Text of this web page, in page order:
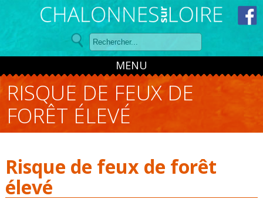
Panneau de gestion des cookies
MENU
RISQUE DE FEUX DE
FORÊT ÉLEVÉ
Risque de feux de forêt
élevé